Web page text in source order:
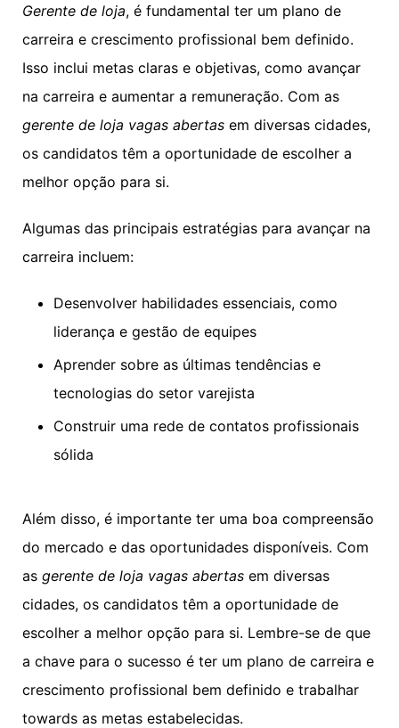
Gerente de loja, é fundamental ter um plano de
carreira e crescimento profissional bem definido.
Isso inclui metas claras e objetivas, como avançar
na carreira e aumentar a remuneração. Com as
gerente de loja vagas abertas em diversas cidades,
os candidatos têm a oportunidade de escolher a
melhor opção para si.
Algumas das principais estratégias para avançar na
carreira incluem:
Desenvolver habilidades essenciais, como
liderança e gestão de equipes
Aprender sobre as últimas tendências e
tecnologias do setor varejista
Construir uma rede de contatos profissionais
sólida
Além disso, é importante ter uma boa compreensão
do mercado e das oportunidades disponíveis. Com
as gerente de loja vagas abertas em diversas
cidades, os candidatos têm a oportunidade de
escolher a melhor opção para si. Lembre-se de que
a chave para o sucesso é ter um plano de carreira e
crescimento profissional bem definido e trabalhar
towards as metas estabelecidas.